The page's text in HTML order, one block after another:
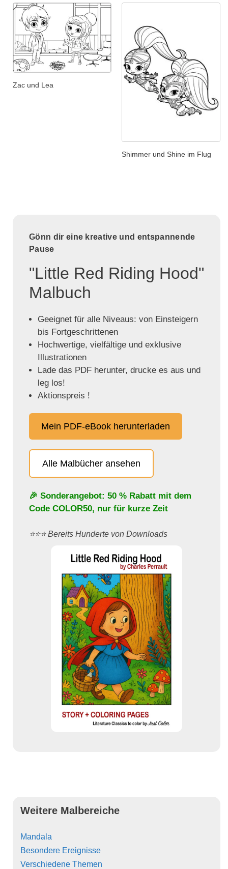
Zac und Lea
Shimmer und Shine im Flug
Gönn dir eine kreative und entspannende
Pause
"Little Red Riding Hood"
Malbuch
Geeignet für alle Niveaus: von Einsteigern
bis Fortgeschrittenen
Hochwertige, vielfältige und exklusive
Illustrationen
Lade das PDF herunter, drucke es aus und
leg los!
Aktionspreis !
Mein PDF-eBook herunterladen
Alle Malbücher ansehen
🎉 Sonderangebot: 50 % Rabatt mit dem
Code COLOR50, nur für kurze Zeit
⭐️⭐️⭐️ Bereits Hunderte von Downloads
Weitere Malbereiche
Mandala
Besondere Ereignisse
Verschiedene Themen